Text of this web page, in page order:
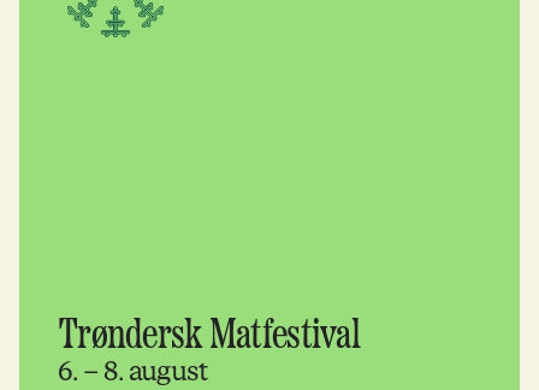
Trøndersk Matfestival
6. – 8. august